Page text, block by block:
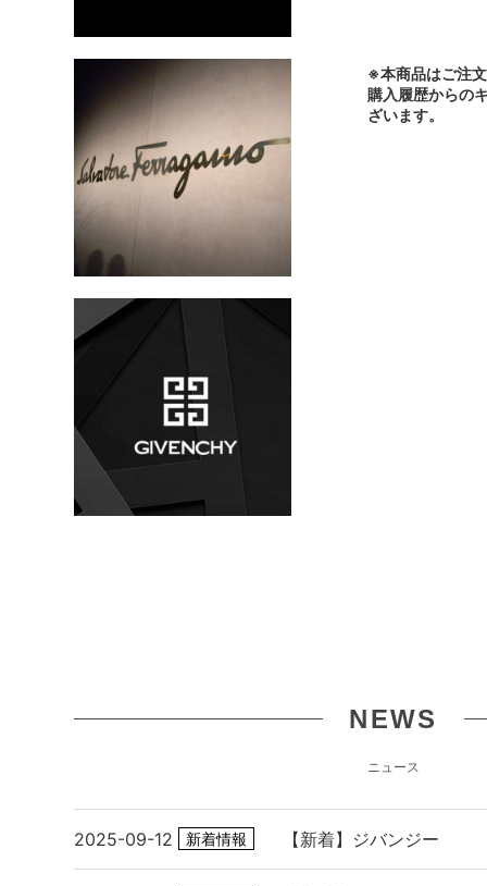
※本商品はご注
購入履歴からの
ざいます。
NEWS
ニュース
2025-09-12 新着情報 【新着】ジバンジー